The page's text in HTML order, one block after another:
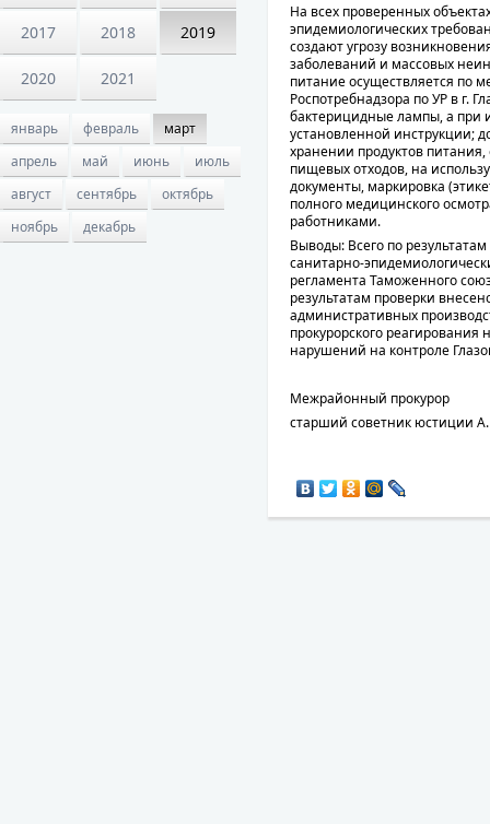
2017 2018 2019
2020 2021
январь февраль
март
апрель
май июнь
июль
август
сентябрь
октябрь
ноябрь
декабрь
На всех проверенных
эпидемиологических
создают угрозу
заболеваний и массовых
питание осуществляется по
Роспотребнадзора по УР в г.
бактерицидные лампы, а при
установленной инструкции;
хранении продуктов
пищевых отходов, на
документы, маркировка
полного медицинского
работниками.
Выводы: Всего по
санитарно-
регламента Таможенного
результатам проверки
административных
прокурорского реагирования
нарушений на контроле
Межрайонный прокурор
старший советник юстиции